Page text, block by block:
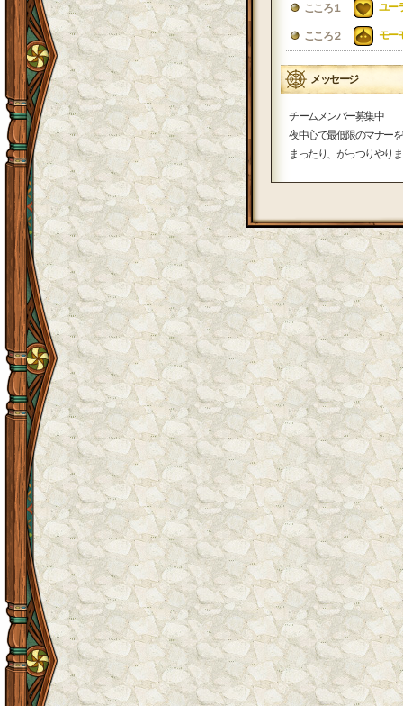
こころ１ ユー
こころ２ モー
メッセージ
チームメンバー募集中
夜中心で最低限のマナー
まったり、がっつりやり